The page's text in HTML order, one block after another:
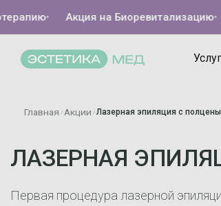
• Акция на Биоревитализацию•
Главная / Акции / Лазерная эпиляция с
ЛАЗЕРНАЯ
Первая процедура лазерной